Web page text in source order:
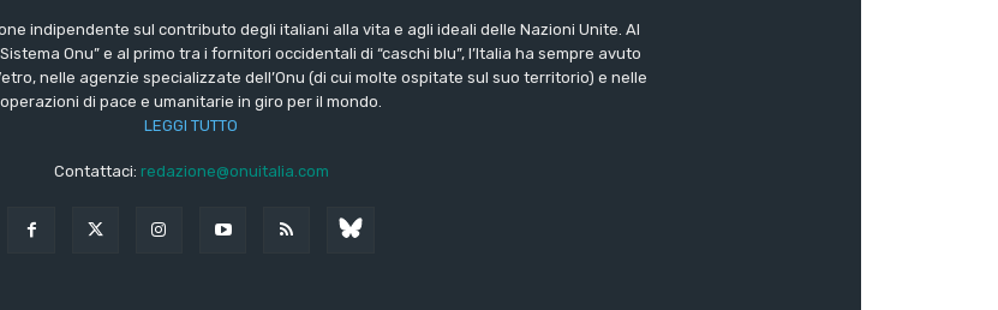
indipendente sul contributo degli italiani alla vita e agli ideali delle Nazioni Unite. Al
Onu” e al primo tra i fornitori occidentali di “caschi blu”, l’Italia ha sempre avuto
nelle agenzie specializzate dell’Onu (di cui molte ospitate sul suo territorio) e nelle
operazioni di pace e umanitarie in giro per il mondo.
LEGGI TUTTO
Contattaci: redazione@onuitalia.com